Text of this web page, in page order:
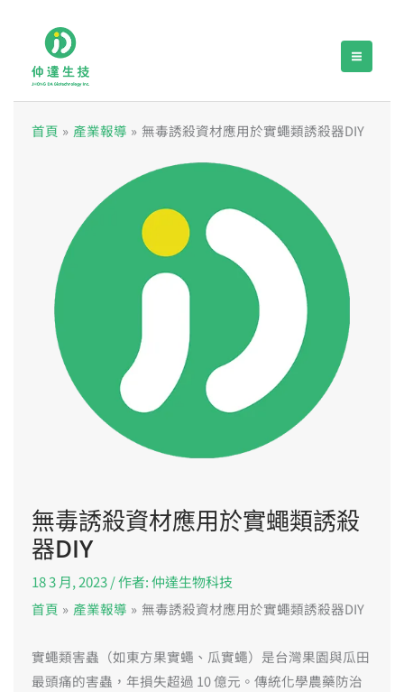
首頁 產業報導 無毒誘殺資材應用於實蠅類誘殺器DIY
無毒誘殺資材應用於實蠅類誘殺
器DIY
18 3 月, 2023/ 作者:仲達生物科技
首頁
產業報導 無毒誘殺資材應用於實蠅類誘殺器DIY
實蠅類害蟲（如東方果實蠅、瓜實蠅）是台灣果園與瓜田
最頭痛的害蟲，年損失超過 10 億元。傳統化學農藥防治